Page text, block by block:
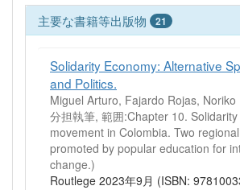
主要な書籍等出版物 21
Solidarity Economy: Alternative
and Politics.
Miguel Arturo, Fajardo Rojas, Noriko
分担執筆, 範囲:Chapter 10.
movement in Colombia. Two
promoted by popular education for
change.)
Routlege 2023年9月 (ISBN: